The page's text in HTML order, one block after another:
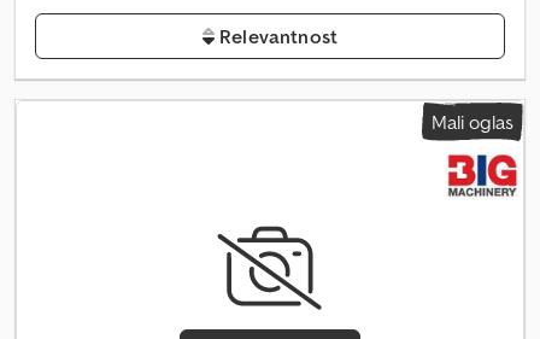
Relevantnost
Mali oglas